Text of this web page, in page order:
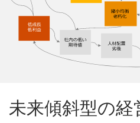
未来傾斜型の経